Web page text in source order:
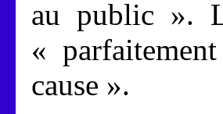
au public ».
«
cause ».